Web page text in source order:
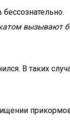
вызывают
В таких